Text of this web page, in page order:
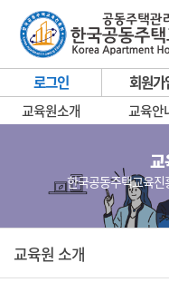
로그인 회원가
교육원소개 교육안
교
한국공동주택교육
교육원 소개